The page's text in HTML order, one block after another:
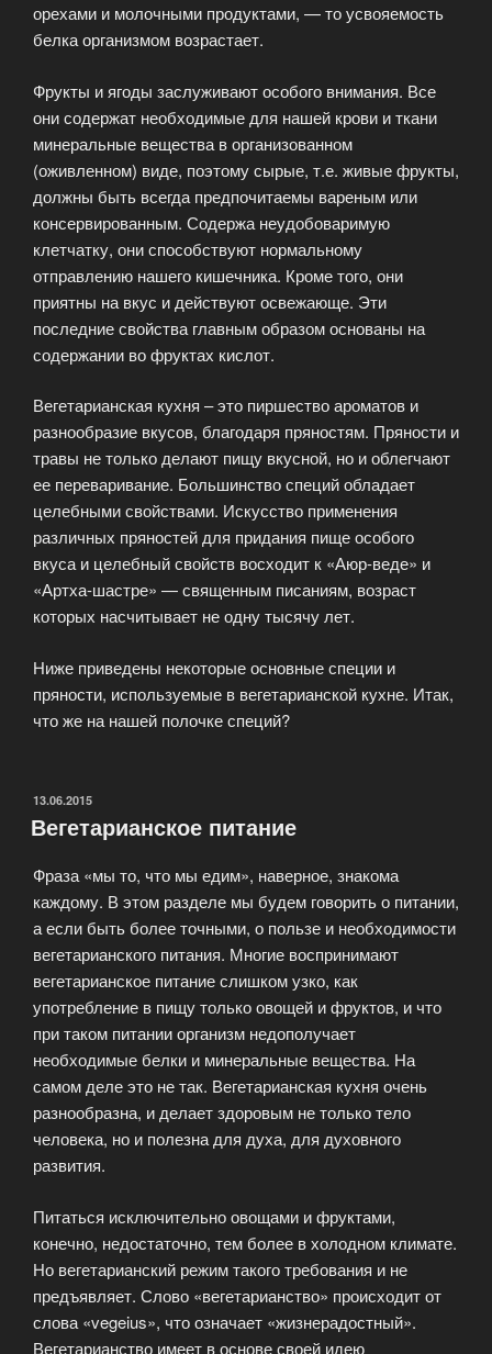
орехами и молочными продуктами, — то усвояемость
белка организмом возрастает.
Фрукты и ягоды заслуживают особого внимания. Все
они содержат необходимые для нашей крови и ткани
минеральные вещества в организованном
(оживленном) виде, поэтому сырые, т.е. живые фрукты,
должны быть всегда предпочитаемы вареным или
консервированным. Содержа неудобоваримую
клетчатку, они способствуют нормальному
отправлению нашего кишечника. Кроме того, они
приятны на вкус и действуют освежающе. Эти
последние свойства главным образом основаны на
содержании во фруктах кислот.
Вегетарианская кухня – это пиршество ароматов и
разнообразие вкусов, благодаря пряностям. Пряности и
травы не только делают пищу вкусной, но и облегчают
ее переваривание. Большинство специй обладает
целебными свойствами. Искусство применения
различных пряностей для придания пище особого
вкуса и целебный свойств восходит к «Аюр-веде» и
«Артха-шастре» — священным писаниям, возраст
которых насчитывает не одну тысячу лет.
Ниже приведены некоторые основные специи и
пряности, используемые в вегетарианской кухне. Итак,
что же на нашей полочке специй?
ОПУБЛИКОВАНО
13.06.2015
Вегетарианское питание
Фраза «мы то, что мы едим», наверное, знакома
каждому. В этом разделе мы будем говорить о питании,
а если быть более точными, о пользе и необходимости
вегетарианского питания. Многие воспринимают
вегетарианское питание слишком узко, как
употребление в пищу только овощей и фруктов, и что
при таком питании организм недополучает
необходимые белки и минеральные вещества. На
самом деле это не так. Вегетарианская кухня очень
разнообразна, и делает здоровым не только тело
человека, но и полезна для духа, для духовного
развития.
Питаться исключительно овощами и фруктами,
конечно, недостаточно, тем более в холодном климате.
Но вегетарианский режим такого требования и не
предъявляет. Слово «вегетарианство» происходит от
слова «vegeius», что означает «жизнерадостный».
Вегетарианство имеет в основе своей идею